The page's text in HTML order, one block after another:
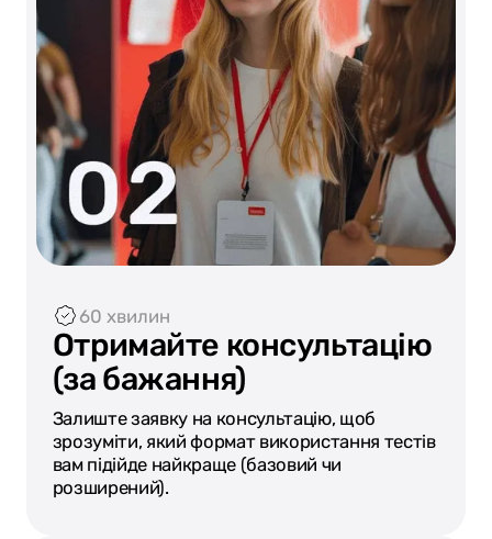
60 хвилин
Отримайте консультацію
(за бажання)
Залиште заявку на консультацію, щоб
зрозуміти, який формат використання тестів
вам підійде найкраще (базовий чи
розширений).